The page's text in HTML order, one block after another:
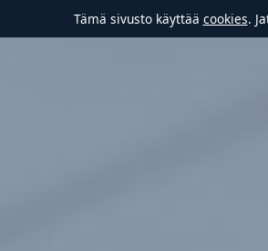
Tämä sivusto käyttää cookies.